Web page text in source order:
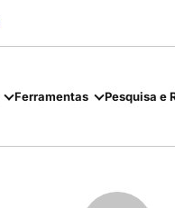
Ferramentas Pesquisa e